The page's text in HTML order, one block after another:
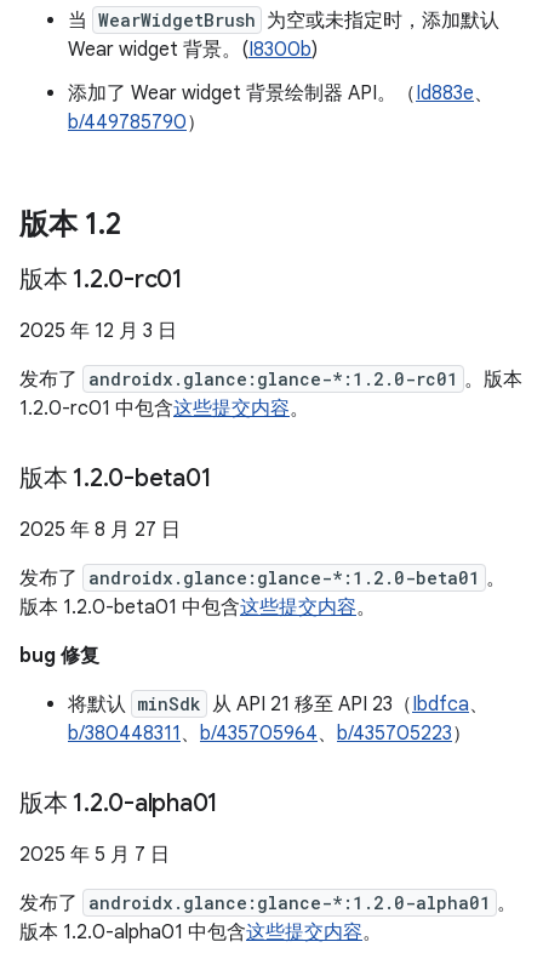
当 WearWidgetBrush 为空或未指定时，添加默认
Wear widget 背景。(I8300b)
添加了 Wear widget 背景绘制器 API。（Id883e、
b/449785790）
版本 1.2
版本 1.2.0-rc01
2025 年 12 月 3 日
发布了
androidx.glance:glance-*:1.2.0-rc01 。版本
1.2.0-rc01 中包含这些提交内容。
版本 1.2.0-beta01
2025 年 8 月 27 日
发布了
androidx.glance:glance-*:1.2.0-beta01 。
版本 1.2.0-beta01 中包含这些提交内容。
bug 修复
将默认 minSdk 从 API 21 移至 API 23（Ibdfca、
b/380448311 、 b/435705964、 b/435705223）
版本 1.2.0-alpha01
2025 年 5 月 7 日
发布了
androidx.glance:glance-*:1.2.0-alpha01 。
版本 1.2.0-alpha01 中包含这些提交内容。